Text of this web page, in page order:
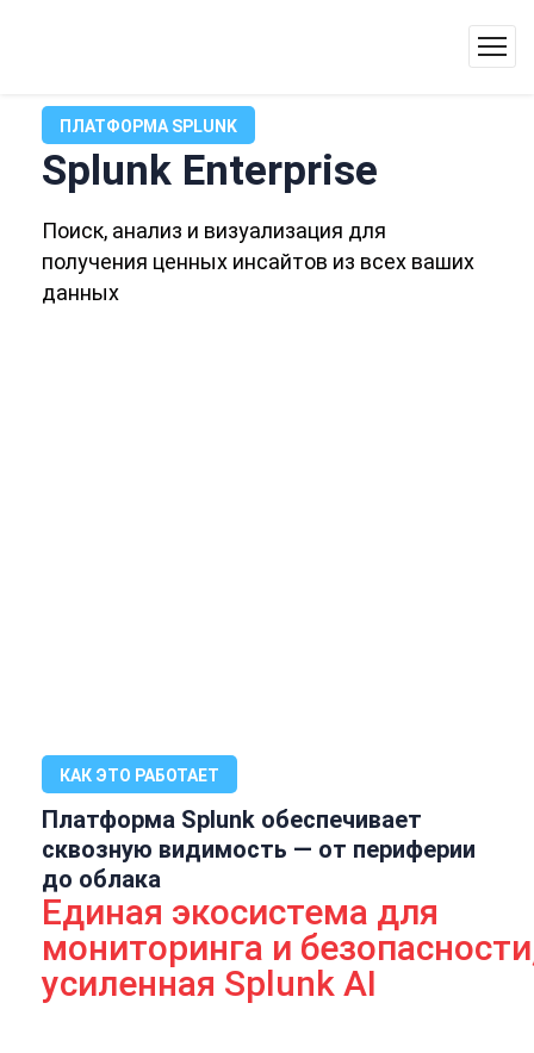
ПЛАТФОРМА SPLUNK
Splunk Enterprise
Поиск, анализ и визуализация для
получения ценных инсайтов из всех ваших
данных
КАК ЭТО РАБОТАЕТ
Платформа Splunk обеспечивает
сквозную видимость — от периферии
до облака
Единая экосистема для
мониторинга и
усиленная Splunk AI